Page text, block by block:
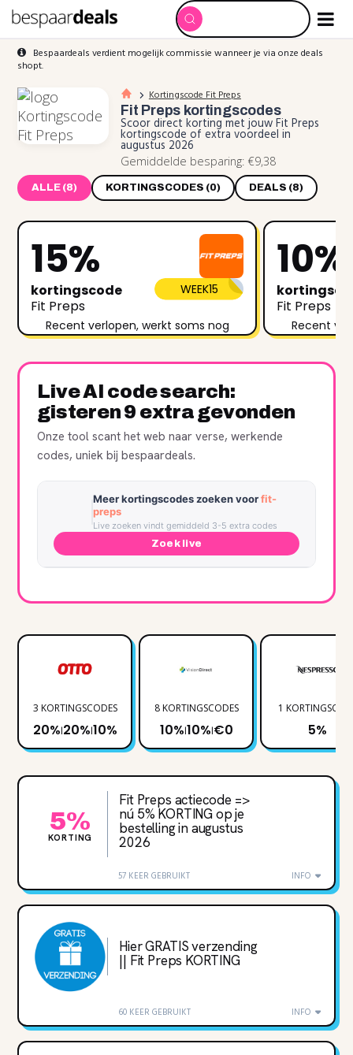
Bespaardeals verdient mogelijk commissie wanneer je via onze deals
shopt.
Kortingscode Fit Preps
Fit Preps kortingscodes
Scoor direct korting met jouw Fit Preps
kortingscode of extra voordeel in
augustus 2026
Gemiddelde besparing: €9,38
ALLE (8) KORTINGSCODES (0) DEALS (8)
15%
kortingscode
Fit Preps
WEEK15
Recent verlopen, werkt soms nog
10%
Fit Preps
Recent
Live AI code search:
gisteren 9 extra gevonden
Onze tool scant het web naar verse, werkende
codes, uniek bij bespaardeals.
Meer kortingscodes zoeken voorfit-
preps
Live zoeken vindt gemiddeld 3-5 extra codes
Zoek live
3 KORTINGSCODES
20%|20%|10%
8 KORTINGSCODES
10%|10%|€0
1
5%
5%
KORTING
Fit Preps actiecode =>
nú 5‌% KORTING op je
bestelling in augustus
2026
57 KEER GEBRUIKT INFO
Hier GRATIS verzending
|| Fit Preps KORTING
60 KEER GEBRUIKT INFO